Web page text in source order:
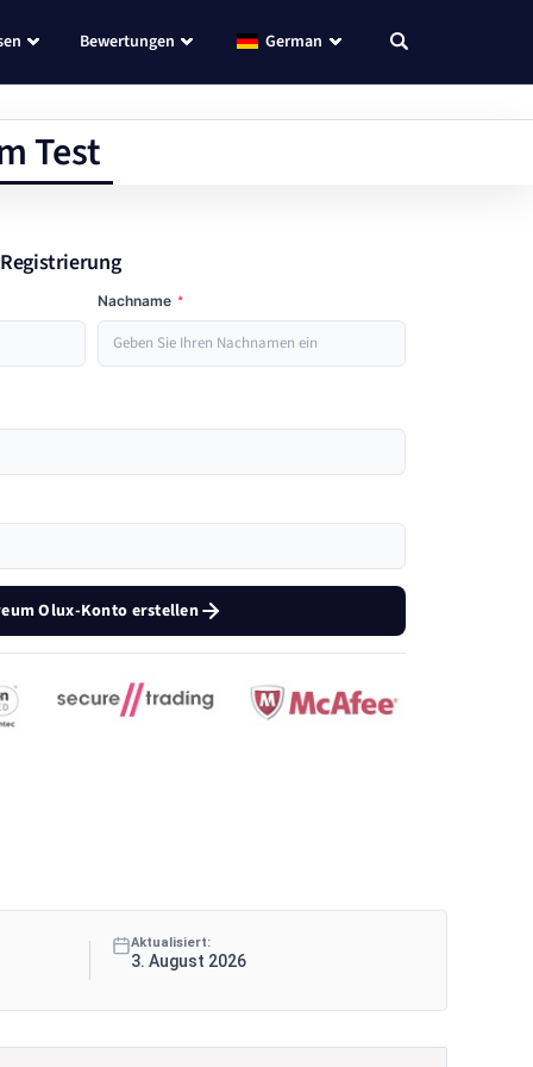
Bewertungen German
Test
Nachname *
Olux-Konto erstellen
Aktualisiert:
3. August 2026